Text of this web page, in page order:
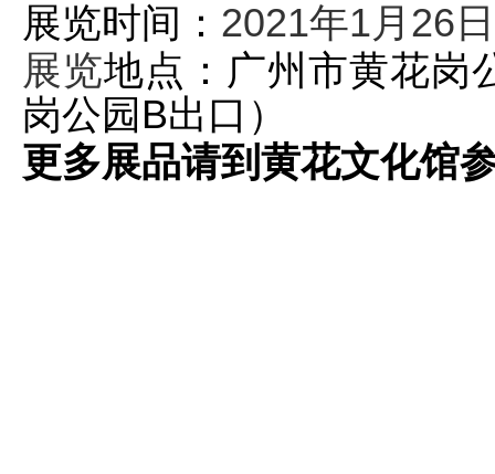
展览时间： 2021年1月 26
展览地点：广州市黄花岗
岗公园 B出口）
更多展品请到黄花文化馆